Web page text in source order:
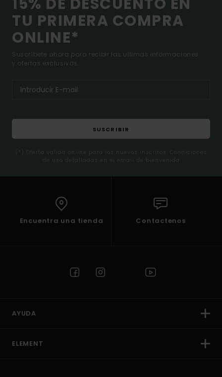
15% DE DESCUENTO EN
TU PRIMERA COMPRA
ONLINE*
Suscríbete ahora para recibir las ultimas informaciones
y ofertas exclusivas.
SUSCRIBIR
(*) Oferta valida online para los nuevos inscritos. Condiciones
de uso detalladas en el email de bienvenida
Encuentra una tienda Contactenos
AYUDA
ELEMENT